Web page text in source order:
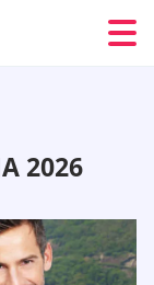
2026